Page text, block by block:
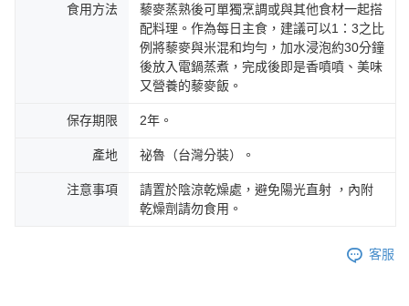
食用方法
藜麥蒸熟後可單獨烹調或與其他食材一起搭
配料理。作為每日主食，建議可以1：3之比
例將藜麥與米混和均勻，加水浸泡約30分鐘
後放入電鍋蒸煮，完成後即是香噴噴、美味
又營養的藜麥飯。
保存期限 2年。
產地 祕魯（台灣分裝）。
注意事項
請置於陰涼乾燥處，避免陽光直射 ，內附
乾燥劑請勿食用。
客服